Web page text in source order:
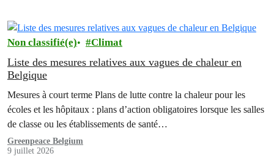
Non classifié(e) Climat
Liste des mesures relatives aux vagues de chaleur en
Belgique
Mesures à court terme Plans de lutte contre la chaleur pour les
écoles et les hôpitaux : plans d’action obligatoires lorsque les salles
de classe ou les établissements de santé…
Greenpeace Belgium
9 juillet 2026